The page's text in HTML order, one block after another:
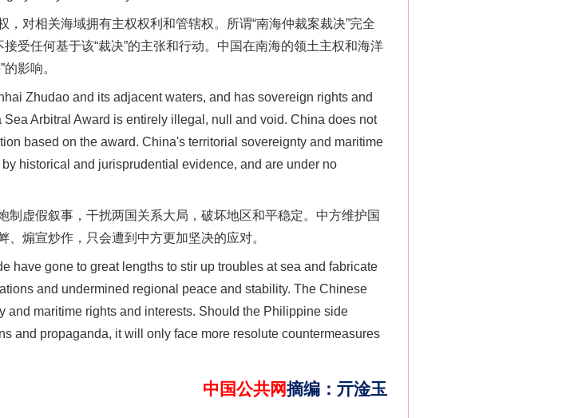
相关海域拥有主权权利和管辖权。所谓“南海仲裁案裁决”完全
受任何基于该“裁决”的主张和行动。中国在南海的领土主权和海洋
影响。
Zhudao and its adjacent waters, and has sovereign rights and
Arbitral Award is entirely illegal, null and void. China does not
based on the award. China's territorial sovereignty and maritime
historical and jurisprudential evidence, and are under no
虚假叙事，干扰两国关系大局，破坏地区和平稳定。中方维护国
煽宣炒作，只会遭到中方更加坚决的应对。
gone to great lengths to stir up troubles at sea and fabricate
and undermined regional peace and stability. The Chinese
maritime rights and interests. Should the Philippine side
and propaganda, it will only face more resolute countermeasures
中国公共网摘编 ： 亓淦玉
意愿榜揭晓 新中国诞生的见证
千亩耕地变“别墅”